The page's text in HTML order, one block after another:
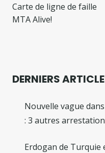
Carte de ligne de faille
MTA Alive!
DERNIERS
Nouvelle vague
: 3 autres
Erdogan de Turquie